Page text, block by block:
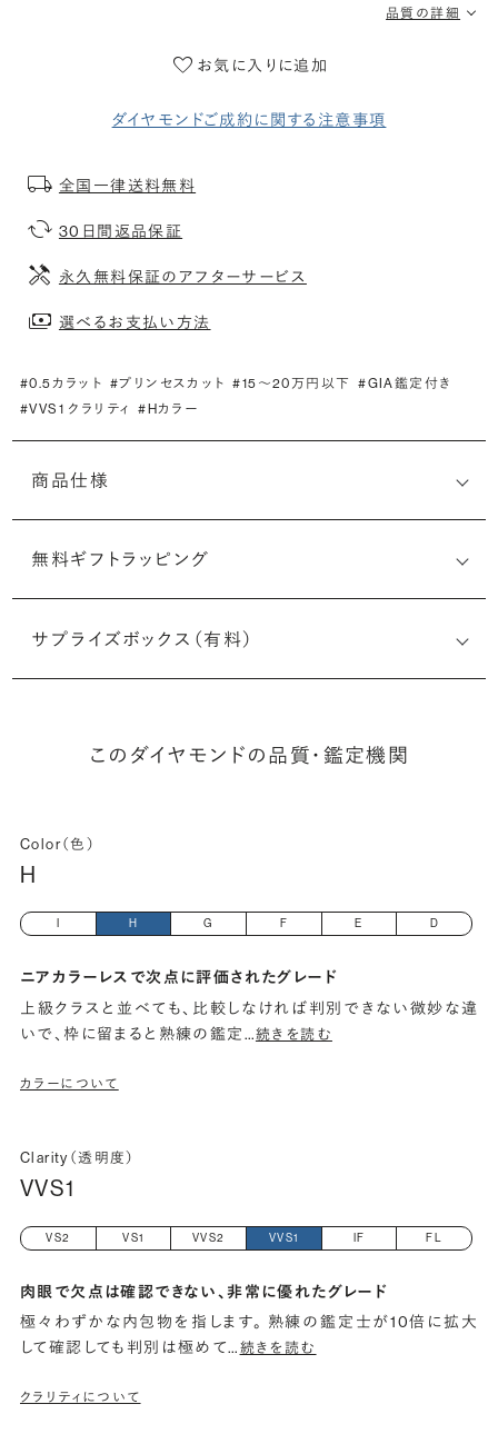
品質の詳細
お気に入りに追加
ダイヤモンドご成約に関する注意事項
全国一律送料無料
30日間返品保証
永久無料保証のアフターサービス
選べるお支払い方法
#0.5カラット #プリンセスカット #15〜20万円以下 #GIA鑑定付き
#VVS1 クラリティ
#Hカラー
商品仕様
無料ギフトラッピング
サプライズボックス（有料）
このダイヤモンドの品質・鑑定機関
Color（色）
H
H G F E D
ニアカラーレスで次点に評価されたグレード
上級クラスと並べても、比較しなければ判別できない微妙な違
いで、枠に留まると熟練の鑑定…続きを読む
カラーについて
Clarity（透明度）
VVS1
VS2 VS1 VVS2 VVS1 IF FL
肉眼で欠点は確認できない、非常に優れたグレード
極々わずかな内包物を指します。 熟練の鑑定士が10倍に拡大
して確認しても判別は極めて…続きを読む
クラリティについて